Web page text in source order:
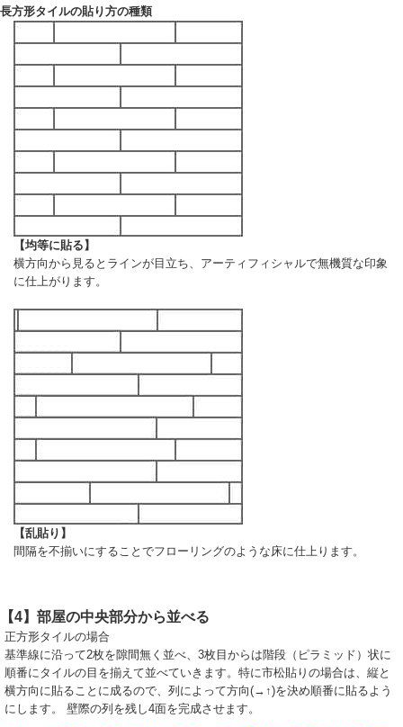
長方形タイルの貼り方の種類
【均等に貼る】
横方向から見るとラインが目立ち、アーティフィシャルで無機質な印象
に仕上がります。
【乱貼り】
間隔を不揃いにすることでフローリングのような床に仕上ります。
【4】部屋の中央部分から並べる
正方形タイルの場合
基準線に沿って2枚を隙間無く並べ、3枚目からは階段（ピラミッド）状に
順番にタイルの目を揃えて並べていきます。特に市松貼りの場合は、縦と
横方向に貼ることに成るので、列によって方向(→↑)を決め順番に貼るよう
にします。 壁際の列を残し4面を完成させます。